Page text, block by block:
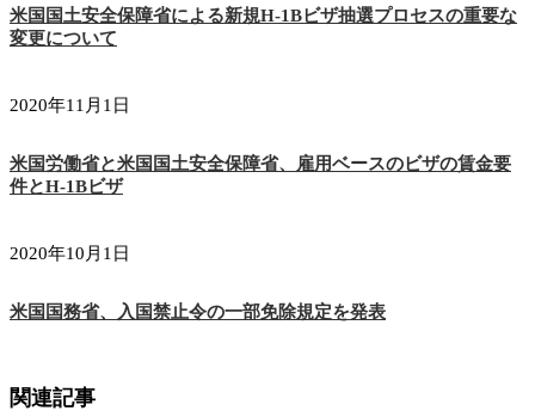
米国国土安全保障省による新規H-1Bビザ抽選プロセスの重要な
変更について
2020年11月1日
米国労働省と米国国土安全保障省、雇用ベースのビザの賃金要
件とH-1Bビザ
2020年10月1日
米国国務省、入国禁止令の一部免除規定を発表
関連記事